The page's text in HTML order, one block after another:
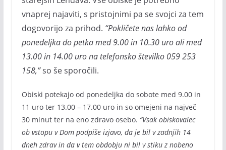
vnaprej najaviti, s pristojnimi pa se svojci za tem
dogovorijo za prihod. “Pokličete nas lahko od
ponedeljka do petka med 9.00 in 10.30 uro ali med
13.00 in 14.00 uro na telefonsko številko 059 253
158,”so še sporočili.
Obiski potekajo od ponedeljka do sobote med 9.00 in
11 uro ter 13.00 – 17.00 uro in so omejeni na največ
30 minut ter na eno zdravo osebo. “Vsak obiskovalec
ob vstopu v Dom podpiše izjavo, da je bil v zadnjih 14
dneh zdrav in da v tem obdobju ni bil v stiku z nobeno